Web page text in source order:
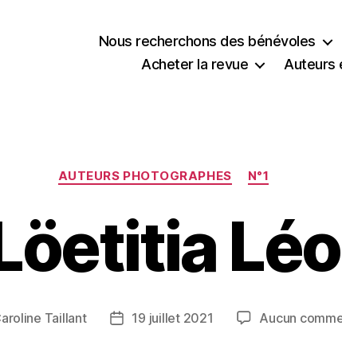
Nous recherchons des bénévoles
Acheter la revue
Auteurs
Catégories
AUTEURS PHOTOGRAPHES N°1
Léo
Taillant
Date19 juillet 2021 Aucun